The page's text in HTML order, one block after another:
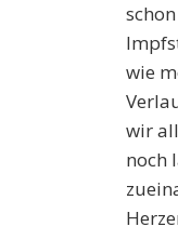
wie
wir
noch